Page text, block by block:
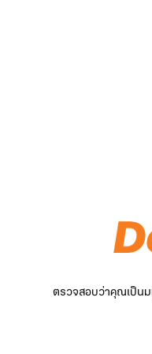
ตรวจสอบว่าคุณเป็นม